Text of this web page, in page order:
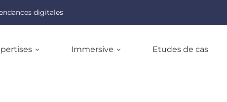
digitales
Immersive Etudes de cas